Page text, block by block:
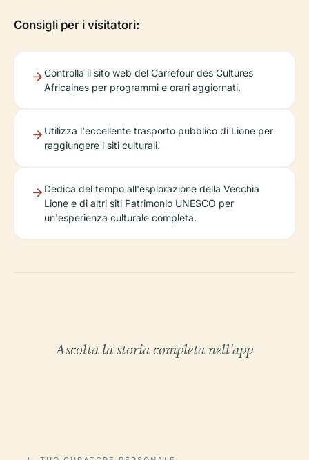
Consigli per i visitatori:
Controlla il sito web del Carrefour des Cultures
Africaines per programmi e orari aggiornati.
Utilizza l'eccellente trasporto pubblico di Lione per
raggiungere i siti culturali.
Dedica del tempo all'esplorazione della Vecchia
Lione e di altri siti Patrimonio UNESCO per
un'esperienza culturale completa.
Ascolta la storia completa nell'app